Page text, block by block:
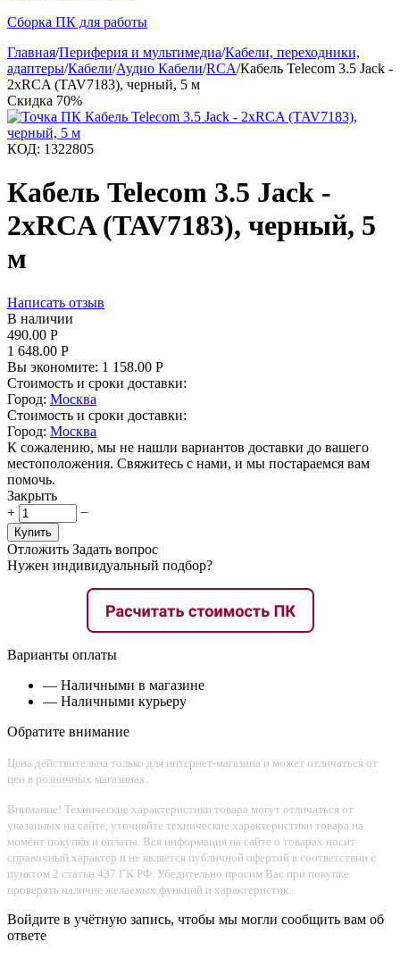
Сборка ПК для работы
Главная/Периферия и мультимедиа/Кабели, переходники,
адаптеры/Кабели/Аудио Кабели/RCA/Кабель Telecom 3.5 Jack -
2хRCA (TAV7183), черный, 5 м
Скидка 70%
КОД: 1322805
Кабель Telecom 3.5 Jack -
2хRCA (TAV7183), черный, 5
м
Написать отзыв
В наличии
490.00 Р
1 648.00 Р
Вы экономите: 1 158.00 Р
Стоимость и сроки доставки:
Город: Москва
Стоимость и сроки доставки:
Город: Москва
К сожалению, мы не нашли вариантов доставки до вашего
местоположения. Свяжитесь с нами, и мы постараемся вам
помочь.
Закрыть
+
−
Купить
Отложить Задать вопрос
Нужен индивидуальный подбор?
Варианты оплаты
— Наличными в магазине
— Наличными курьеру
Обратите внимание
Цена действительна только для интернет-магазина и может отличаться от
цен в розничных магазинах.
Внимание! Технические характеристики товара могут отличаться от
указанных на сайте, уточняйте технические характеристики товара на
момент покупки и оплаты. Вся информация на сайте о товарах носит
справочный характер и не является публичной офертой в соответствии с
пунктом 2 статьи 437 ГК РФ. Убедительно просим Вас при покупке
проверять наличие желаемых функций и характеристик.
Войдите в учётную запись, чтобы мы могли сообщить вам об
ответе